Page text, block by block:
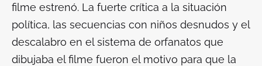
filme estrenó. La fuerte crítica a la situación
política, las secuencias con niños desnudos y el
descalabro en el sistema de orfanatos que
dibujaba el filme fueron el motivo para que la